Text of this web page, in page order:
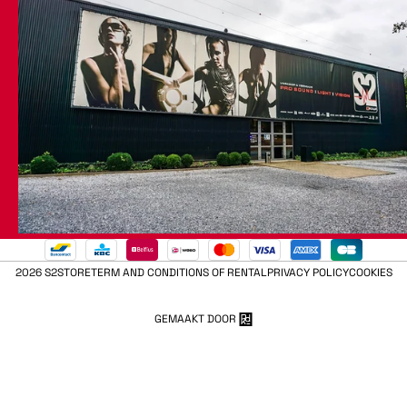
2026 S2STORETERM AND CONDITIONS OF RENTALPRIVACY POLICYCOOKIES
GEMAAKT DOOR